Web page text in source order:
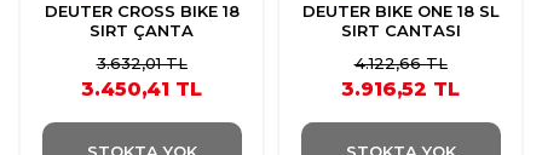
DEUTER CROSS BIKE 18
SIRT ÇANTA
3.632,01 TL
3.450,41 TL
DEUTER BIKE ONE 18 SL
SIRT CANTASI
4.122,66 TL
3.916,52 TL